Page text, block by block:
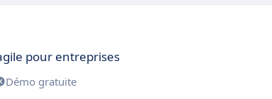
pour entreprises
Démo gratuite